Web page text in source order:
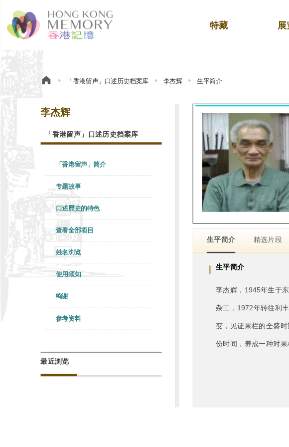
特藏 展
「香港留声」口述历史档案库 李杰辉 生平简介
李杰辉
「香港留声」口述历史档案库
「香港留声」简介
专题故事
口述歷史的特色
查看全部项目
姓名浏览
使用须知
鸣谢
参考资料
最近浏览
生平简介 精选片段
生平简介
李杰辉，1945年生于
杂工，1972年转往利
变，见证果栏的全盛
份时间，养成一种对